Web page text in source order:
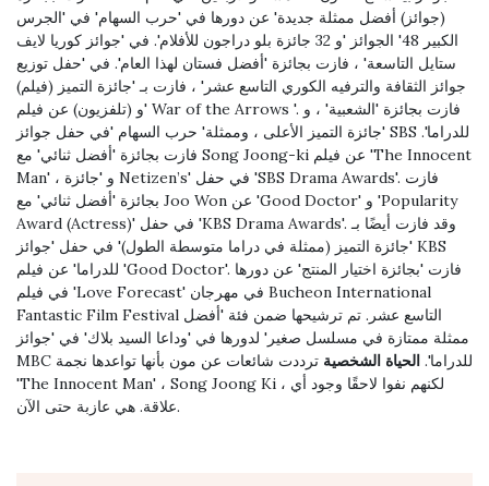
(جوائز) أفضل ممثلة جديدة' عن دورها في 'حرب السهام' في 'الجرس
الكبير 48' الجوائز 'و 32 جائزة بلو دراجون للأفلام'. في 'جوائز كوريا لايف
ستايل التاسعة' ، فازت بجائزة 'أفضل فستان لهذا العام'. في 'حفل توزيع
جوائز الثقافة والترفيه الكوري التاسع عشر' ، فازت بـ 'جائزة التميز (فيلم)
و (تلفزيون) عن فيلم' War of the Arrows '. فازت بجائزة 'الشعبية' ، و
'جائزة التميز الأعلى ، وممثلة' حرب السهام 'في حفل جوائز SBS للدراما'.
فازت بجائزة 'أفضل ثنائي' مع Song Joong-ki عن فيلم 'The Innocent
Man' ، و 'جائزة Netizen’s' في حفل 'SBS Drama Awards'. فازت
بجائزة 'أفضل ثنائي' مع Joo Won عن 'Good Doctor' و 'Popularity
Award (Actress)' في حفل 'KBS Drama Awards'. وقد فازت أيضًا بـ
'جائزة التميز (ممثلة في دراما متوسطة الطول)' في حفل 'جوائز KBS
للدراما' عن فيلم 'Good Doctor'. فازت 'بجائزة اختيار المنتج' عن دورها
في فيلم 'Love Forecast' في مهرجان Bucheon International
Fantastic Film Festival التاسع عشر. تم ترشيحها ضمن فئة 'أفضل
ممثلة ممتازة في مسلسل صغير' لدورها في 'وداعا السيد بلاك' في 'جوائز
MBC للدراما'. الحياة الشخصية ترددت شائعات عن مون بأنها تواعدها نجمة
'The Innocent Man' ، Song Joong Ki ، لكنهم نفوا لاحقًا وجود أي
علاقة. هي عازبة حتى الآن.